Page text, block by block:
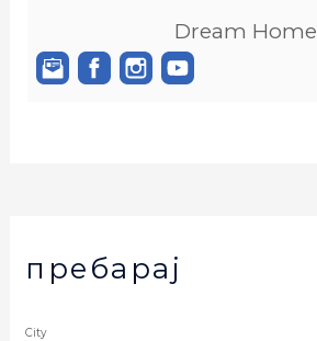
Dream Home
пребарај
City